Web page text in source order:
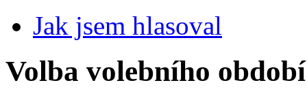
Jak jsem hlasoval
Volba volebního období